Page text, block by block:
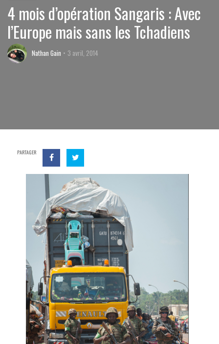
4 mois d’opération Sangaris : Avec
l’Europe mais sans les Tchadiens
Nathan Gain 3 avril, 2014
PARTAGER